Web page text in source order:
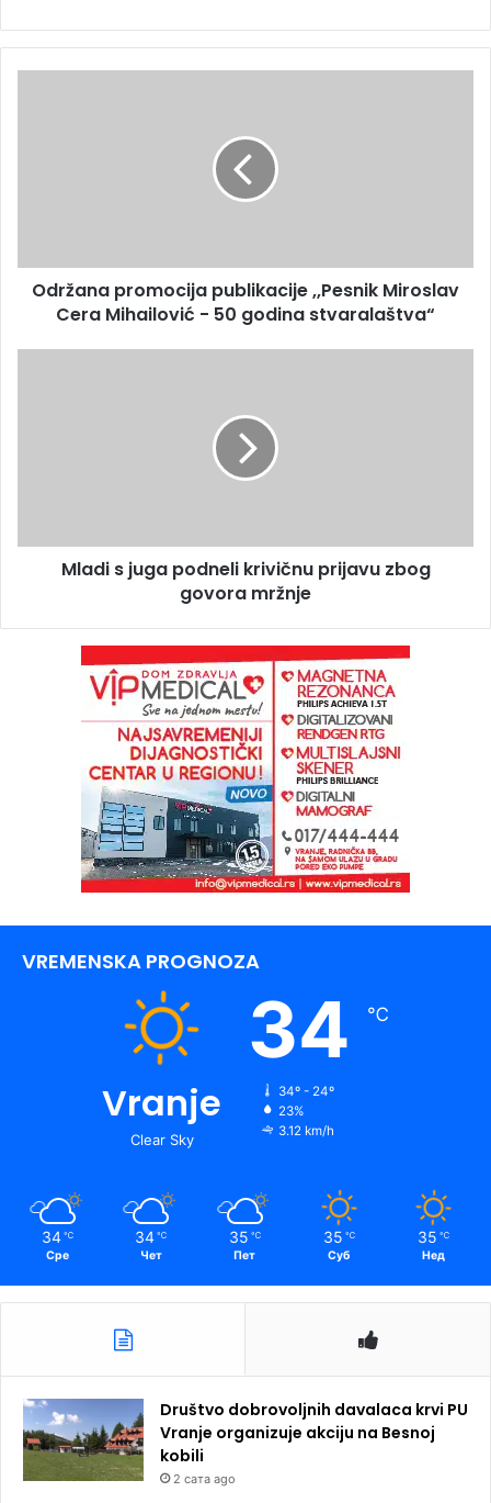
Održana promocija publikacije ,,Pesnik Miroslav
Cera Mihailović - 50 godina stvaralaštva“
Mladi s juga podneli krivičnu prijavu zbog
govora mržnje
VREMENSKA PROGNOZA
Vranje
Clear Sky
34 ℃
34º - 24º
23%
3.12 km/h
34 ℃
Сре
34 ℃
Чет
35 ℃
Пет
35 ℃
Суб
35 ℃
Нед
Društvo dobrovoljnih davalaca krvi PU
Vranje organizuje akciju na Besnoj
kobili
2 сата ago